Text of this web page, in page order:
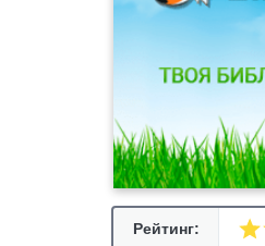
Рейтинг: